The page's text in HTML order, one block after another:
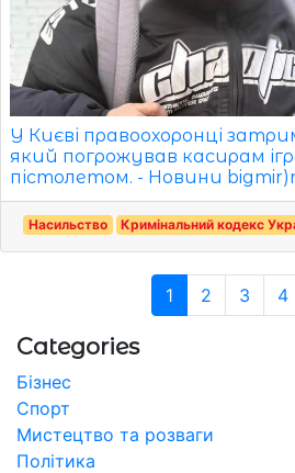
У Києві правоохоронці
який погрожував касирам
пістолетом. - Новини
Насильство Кримінальний кодекс
1 2 3 4
Categories
Бізнес
Спорт
Мистецтво та розваги
Політика